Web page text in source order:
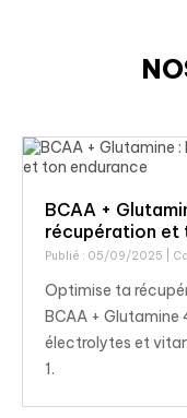
BCAA +
récupération et
Publié : 05/09/2025 |
Optimise ta
BCAA + Glutamine
électrolytes et
1.